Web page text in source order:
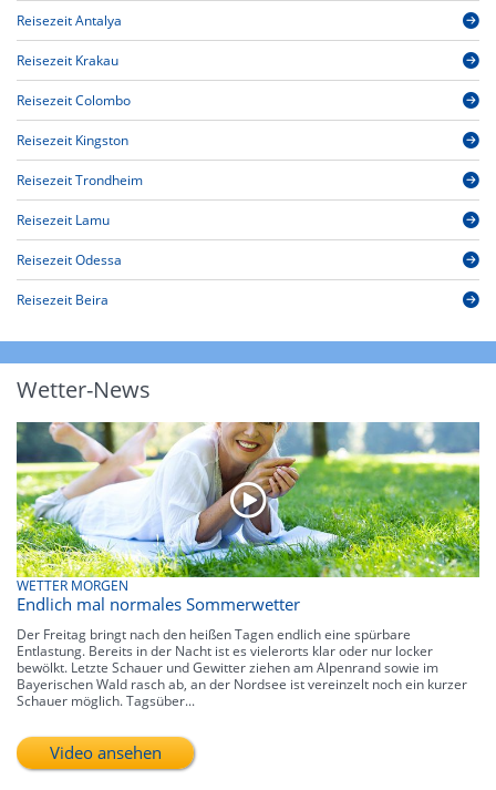
Reisezeit Antalya
Reisezeit Krakau
Reisezeit Colombo
Reisezeit Kingston
Reisezeit Trondheim
Reisezeit Lamu
Reisezeit Odessa
Reisezeit Beira
Wetter-News
WETTER MORGEN
Endlich mal normales Sommerwetter
Der Freitag bringt nach den heißen Tagen endlich eine spürbare
Entlastung. Bereits in der Nacht ist es vielerorts klar oder nur locker
bewölkt. Letzte Schauer und Gewitter ziehen am Alpenrand sowie im
Bayerischen Wald rasch ab, an der Nordsee ist vereinzelt noch ein kurzer
Schauer möglich. Tagsüber...
Video ansehen